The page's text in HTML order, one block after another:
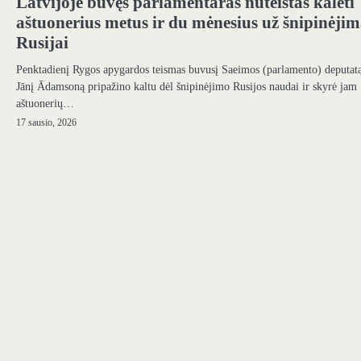
aštuonerius metus ir du mėnesius už
Rusijai
Penktadienį Rygos apygardos teismas buvusį Saeimos (parlamento)
Jānį Ādamsoną pripažino kaltu dėl šnipinėjimo Rusijos naudai ir skyrė jam
aštuonerių…
17 sausio, 2026